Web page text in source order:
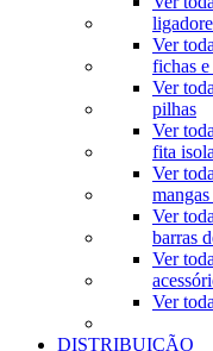
Ver
fichas e
Ver
pilhas
Ver
fita
Ver
Ver
barras
Ver
Ver
DISTRIBUIÇÃO